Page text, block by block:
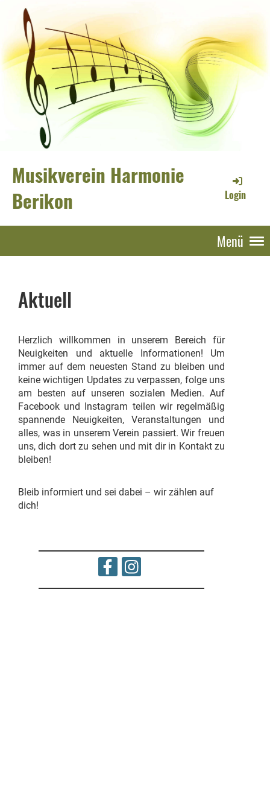
Musikverein Harmonie
Berikon
Login
Menü
Aktuell
Herzlich willkommen in unserem Bereich für
Neuigkeiten und aktuelle Informationen! Um
immer auf dem neuesten Stand zu bleiben und
keine wichtigen Updates zu verpassen, folge uns
am besten auf unseren sozialen Medien. Auf
Facebook und Instagram teilen wir regelmäßig
spannende Neuigkeiten, Veranstaltungen und
alles, was in unserem Verein passiert. Wir freuen
uns, dich dort zu sehen und mit dir in Kontakt zu
bleiben!
Bleib informiert und sei dabei – wir zählen auf
dich!